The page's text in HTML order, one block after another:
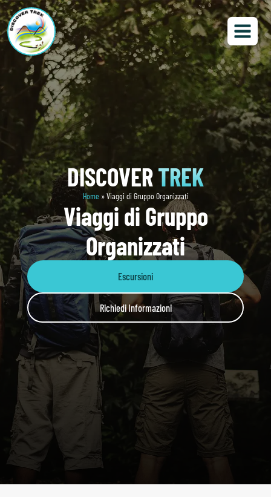
Home »Viaggi di Gruppo Organizzati
Viaggi di Gruppo
Organizzati
DISCOVERTREK
Escursioni
Richiedi Informazioni